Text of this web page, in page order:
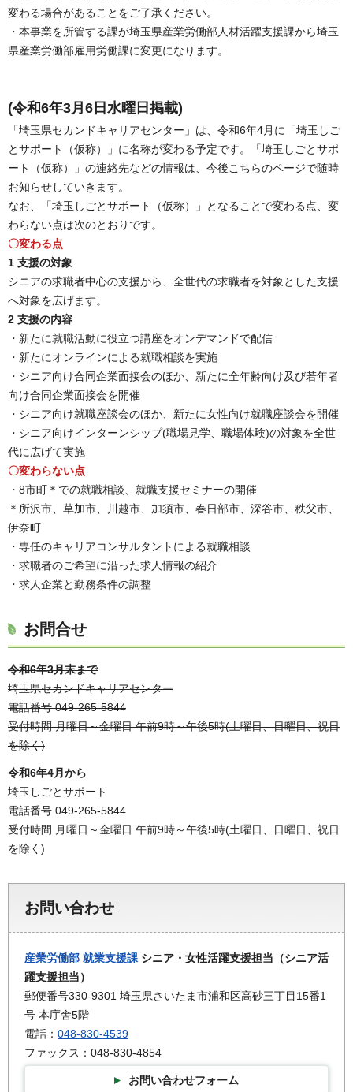
変わる場合があることをご了承ください。
・本事業を所管する課が埼玉県産業労働部人材活躍支援課から埼玉
県産業労働部雇用労働課に変更になります。
(令和6年3月6日水曜日掲載)
「埼玉県セカンドキャリアセンター」は、令和6年4月に「埼玉しご
とサポート（仮称）」に名称が変わる予定です。「埼玉しごとサポ
ート（仮称）」の連絡先などの情報は、今後こちらのページで随時
お知らせしていきます。
なお、「埼玉しごとサポート（仮称）」となることで変わる点、変
わらない点は次のとおりです。
〇変わる点
1 支援の対象
シニアの求職者中心の支援から、全世代の求職者を対象とした支援
へ対象を広げます。
2 支援の内容
・新たに就職活動に役立つ講座をオンデマンドで配信
・新たにオンラインによる就職相談を実施
・シニア向け合同企業面接会のほか、新たに全年齢向け及び若年者
向け合同企業面接会を開催
・シニア向け就職座談会のほか、新たに女性向け就職座談会を開催
・シニア向けインターンシップ(職場見学、職場体験)の対象を全世
代に広げて実施
〇変わらない点
・8市町＊での就職相談、就職支援セミナーの開催
＊所沢市、草加市、川越市、加須市、春日部市、深谷市、秩父市、
伊奈町
・専任のキャリアコンサルタントによる就職相談
・求職者のご希望に沿った求人情報の紹介
・求人企業と勤務条件の調整
お問合せ
令和6年3月末まで
埼玉県セカンドキャリアセンター
電話番号 049-265-5844
受付時間 月曜日～金曜日 午前9時～午後5時(土曜日、日曜日、祝日
を除く)
令和6年4月から
埼玉しごとサポート
電話番号 049-265-5844
受付時間 月曜日～金曜日 午前9時～午後5時(土曜日、日曜日、祝日
を除く)
お問い合わせ
産業労働部 就業支援課 シニア・女性活躍支援担当（シニア活
躍支援担当）
郵便番号330-9301 埼玉県さいたま市浦和区高砂三丁目15番1
号 本庁舎5階
電話： 048-830-4539
ファックス：048-830-4854
お問い合わせフォーム